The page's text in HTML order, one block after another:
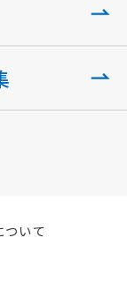
ついて